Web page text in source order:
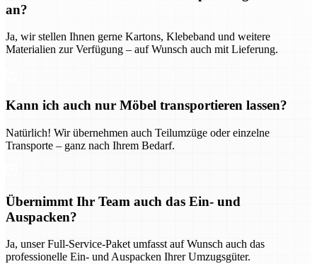
an?
Ja, wir stellen Ihnen gerne Kartons, Klebeband und weitere
Materialien zur Verfügung – auf Wunsch auch mit Lieferung.
Kann ich auch nur Möbel transportieren lassen?
Natürlich! Wir übernehmen auch Teilumzüge oder einzelne
Transporte – ganz nach Ihrem Bedarf.
Übernimmt Ihr Team auch das Ein- und
Auspacken?
Ja, unser Full-Service-Paket umfasst auf Wunsch auch das
professionelle Ein- und Auspacken Ihrer Umzugsgüter.